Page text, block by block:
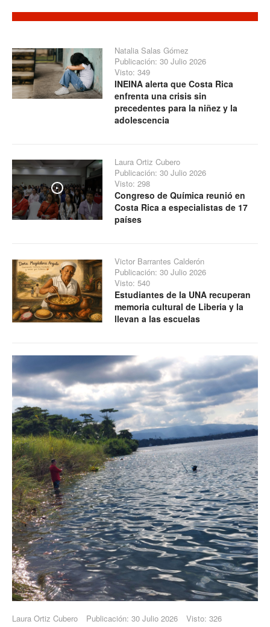
Natalia Salas Gómez
Publicación: 30 Julio 2026
Visto: 349
INEINA alerta que Costa Rica
enfrenta una crisis sin
precedentes para la niñez y la
adolescencia
Play
Laura Ortiz Cubero
Publicación: 30 Julio 2026
Visto: 298
Congreso de Química reunió en
Costa Rica a especialistas de 17
países
Victor Barrantes Calderón
Publicación: 30 Julio 2026
Visto: 540
Estudiantes de la UNA recuperan
memoria cultural de Liberia y la
llevan a las escuelas
Laura Ortiz Cubero Publicación: 30 Julio 2026 Visto: 326